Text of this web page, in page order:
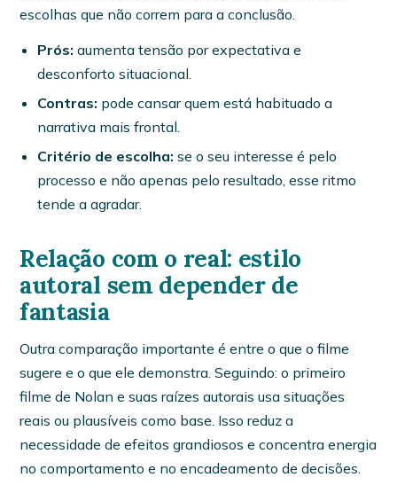
escolhas que não correm para a conclusão.
Prós: aumenta tensão por expectativa e
desconforto situacional.
Contras: pode cansar quem está habituado a
narrativa mais frontal.
Critério de escolha: se o seu interesse é pelo
processo e não apenas pelo resultado, esse ritmo
tende a agradar.
Relação com o real: estilo
autoral sem depender de
fantasia
Outra comparação importante é entre o que o filme
sugere e o que ele demonstra. Seguindo: o primeiro
filme de Nolan e suas raízes autorais usa situações
reais ou plausíveis como base. Isso reduz a
necessidade de efeitos grandiosos e concentra energia
no comportamento e no encadeamento de decisões.